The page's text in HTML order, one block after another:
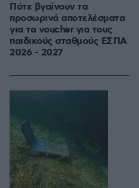
Πότε βγαίνουν τα
προσωρινά αποτελέσματα
για τα voucher για τους
παιδικούς σταθμούς ΕΣΠΑ
2026 - 2027